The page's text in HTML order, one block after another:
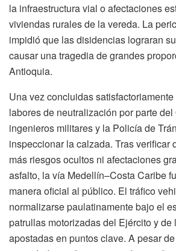
la infraestructura vial o afectaciones
viviendas rurales de la vereda. La
impidió que las disidencias lograran
causar una tragedia de grandes
Antioquia.
Una vez concluidas
labores de neutralización por parte
ingenieros militares y la Policía de
inspeccionar la calzada. Tras verificar
más riesgos ocultos ni afectaciones
asfalto, la vía Medellín–Costa Caribe
manera oficial al público. El tráfico
normalizarse paulatinamente bajo el
patrullas motorizadas del Ejército y
apostadas en puntos clave. A pesar